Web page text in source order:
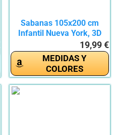
Sabanas 105x200 cm
Infantil Nueva York, 3D
19,99 €
MEDIDAS Y
COLORES